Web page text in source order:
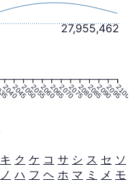
2040204520502055206020652070207520802085209020952100
27,955,462
キ ク ケ コ サ シ ス セ ソ
ノ ハ フ ヘ ホ マ ミ メ モ